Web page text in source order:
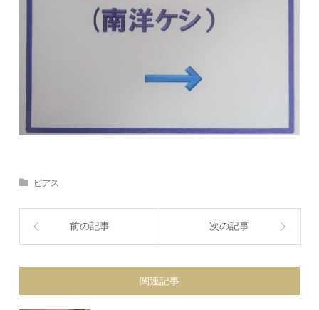
ピアス
前の記事 次の記事
関連記事